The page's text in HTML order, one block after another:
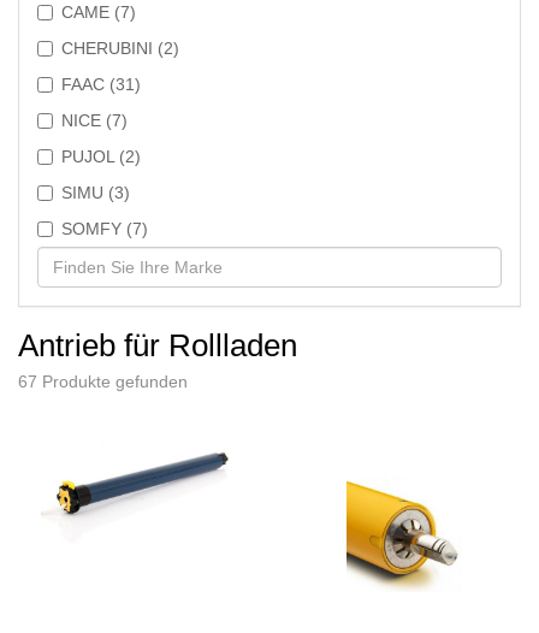
CAME (7)
CHERUBINI (2)
FAAC (31)
NICE (7)
PUJOL (2)
SIMU (3)
SOMFY (7)
Antrieb für Rollladen
67 Produkte gefunden